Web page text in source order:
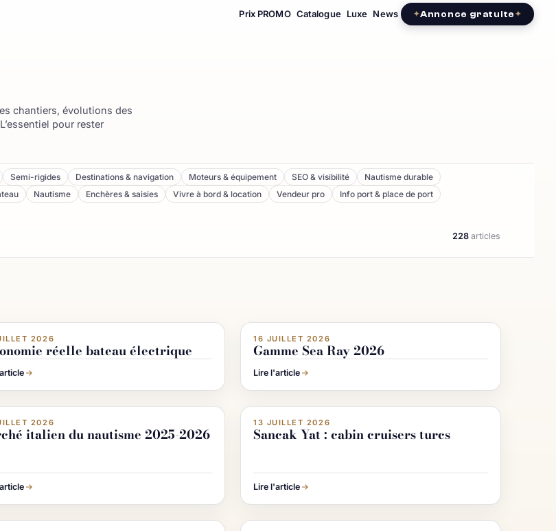
Prix PROMO Catalogue Luxe News Annonce gratuite
chantiers, évolutions des
pour rester
Semi-rigides Destinations & navigation Moteurs & équipement SEO & visibilité
Nautisme durable
Nautisme Enchères & saisies Vivre à bord & location Vendeur pro
Info port & place de port
228 articles
NAUTISME
2026
réelle bateau électrique
ACHETER & VENDRE UN BATEAU
16 JUILLET 2026
Gamme Sea Ray 2026
Lire l'article
NAUTISME
2026
italien du nautisme 2025-2026
ACHETER & VENDRE UN BATEAU
13 JUILLET 2026
Sancak Yat : cabin cruisers turcs
Lire l'article